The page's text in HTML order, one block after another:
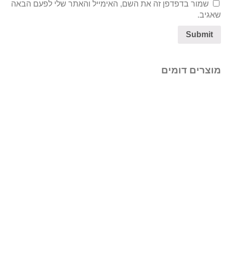
שמור בדפדפן זה את השם, האימייל והאתר שלי לפעם הבאה
שאגיב.
מוצרים דומים